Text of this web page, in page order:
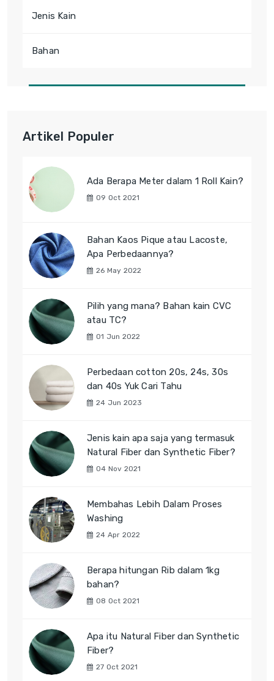
Jenis Kain
Bahan
Artikel Populer
Ada Berapa Meter dalam 1 Roll Kain?
09 Oct 2021
Bahan Kaos Pique atau Lacoste,
Apa Perbedaannya?
26 May 2022
Pilih yang mana? Bahan kain CVC
atau TC?
01 Jun 2022
Perbedaan cotton 20s, 24s, 30s
dan 40s Yuk Cari Tahu
24 Jun 2023
Jenis kain apa saja yang termasuk
Natural Fiber dan Synthetic Fiber?
04 Nov 2021
Membahas Lebih Dalam Proses
Washing
24 Apr 2022
Berapa hitungan Rib dalam 1kg
bahan?
08 Oct 2021
Apa itu Natural Fiber dan Synthetic
Fiber?
27 Oct 2021